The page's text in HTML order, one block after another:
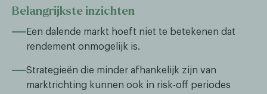
Belangrijkste inzichten
Een dalende markt hoeft niet te betekenen dat
rendement onmogelijk is.
Strategieën die minder afhankelijk zijn van
marktrichting kunnen ook in risk-off periodes